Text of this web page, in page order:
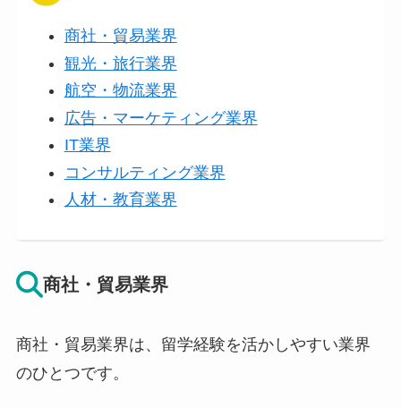
商社・貿易業界
観光・旅行業界
航空・物流業界
広告・マーケティング業界
IT業界
コンサルティング業界
人材・教育業界
商社・貿易業界
商社・貿易業界は、留学経験を活かしやすい業界
のひとつです。